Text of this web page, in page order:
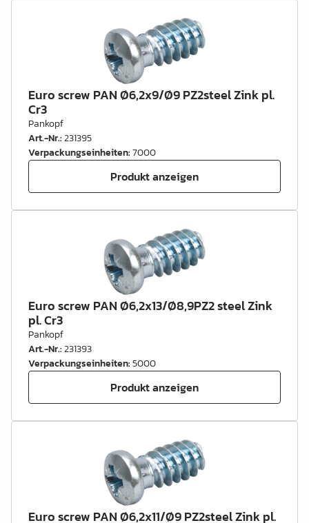
Euro screw PAN Ø6,2x9/Ø9 PZ2steel Zink pl.
Cr3
Pankopf
Art.-Nr.:231395
Verpackungseinheiten:7000
Produkt anzeigen
Euro screw PAN Ø6,2x13/Ø8,9PZ2 steel Zink
pl. Cr3
Pankopf
Art.-Nr.:231393
Verpackungseinheiten:5000
Produkt anzeigen
Euro screw PAN Ø6,2x11/Ø9 PZ2steel Zink pl.